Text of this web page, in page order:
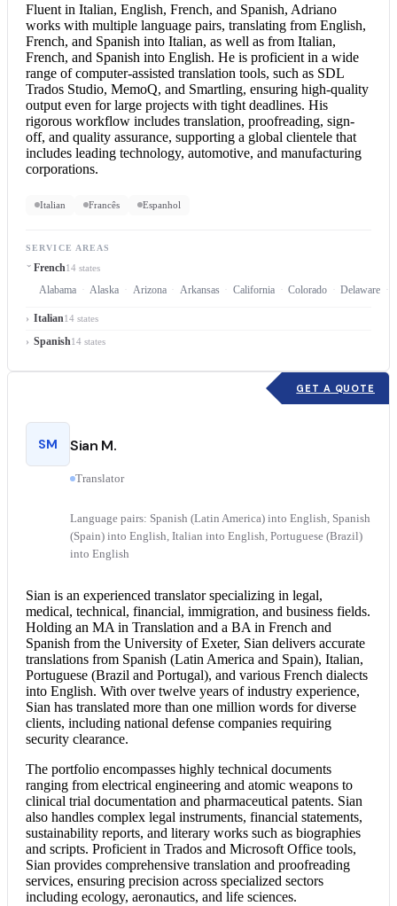
Fluent in Italian, English, French, and Spanish, Adriano
works with multiple language pairs, translating from English,
French, and Spanish into Italian, as well as from Italian,
French, and Spanish into English. He is proficient in a wide
range of computer-assisted translation tools, such as SDL
Trados Studio, MemoQ, and Smartling, ensuring high-quality
output even for large projects with tight deadlines. His
rigorous workflow includes translation, proofreading, sign-
off, and quality assurance, supporting a global clientele that
includes leading technology, automotive, and manufacturing
corporations.
Italian Francês Espanhol
SERVICE AREAS
French14 states
Alabama Alaska Arizona Arkansas California Colorado Delaware
Italian14 states
Spanish14 states
GET A QUOTE
SM Sian M.
Translator
Language pairs: Spanish (Latin America) into English, Spanish
(Spain) into English, Italian into English, Portuguese (Brazil)
into English
Sian is an experienced translator specializing in legal,
medical, technical, financial, immigration, and business fields.
Holding an MA in Translation and a BA in French and
Spanish from the University of Exeter, Sian delivers accurate
translations from Spanish (Latin America and Spain), Italian,
Portuguese (Brazil and Portugal), and various French dialects
into English. With over twelve years of industry experience,
Sian has translated more than one million words for diverse
clients, including national defense companies requiring
security clearance.
The portfolio encompasses highly technical documents
ranging from electrical engineering and atomic weapons to
clinical trial documentation and pharmaceutical patents. Sian
also handles complex legal instruments, financial statements,
sustainability reports, and literary works such as biographies
and scripts. Proficient in Trados and Microsoft Office tools,
Sian provides comprehensive translation and proofreading
services, ensuring precision across specialized sectors
including ecology, aeronautics, and life sciences.